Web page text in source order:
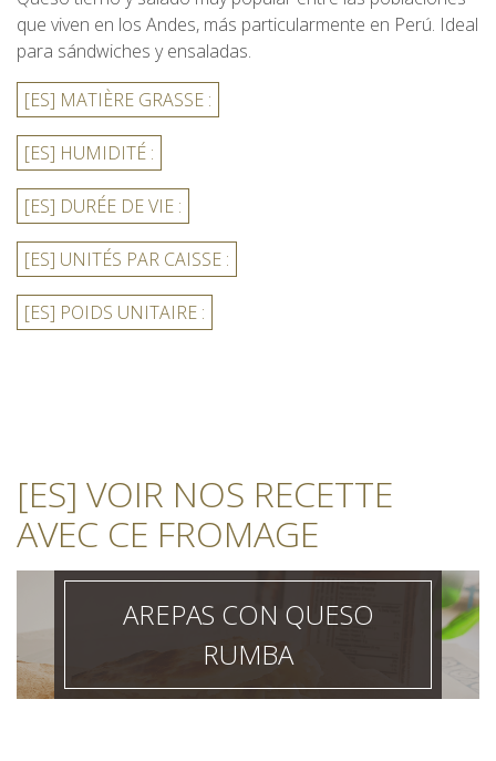
que viven en los Andes, más particularmente en Perú. Ideal
para sándwiches y ensaladas.
[ES] MATIÈRE GRASSE :
[ES] HUMIDITÉ :
[ES] DURÉE DE VIE :
[ES] UNITÉS PAR CAISSE :
[ES] POIDS UNITAIRE :
[ES] VOIR NOS RECETTE
AVEC CE FROMAGE
AREPAS CON QUESO
RUMBA